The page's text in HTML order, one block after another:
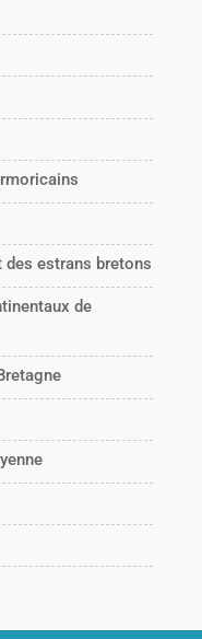
des estrans bretons
de